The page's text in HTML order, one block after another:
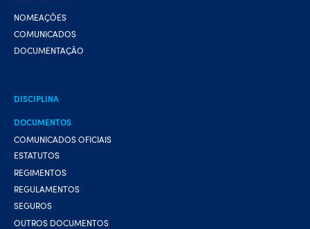
NOMEAÇÕES
COMUNICADOS
DOCUMENTAÇÃO
DISCIPLINA
DOCUMENTOS
COMUNICADOS OFICIAIS
ESTATUTOS
REGIMENTOS
REGULAMENTOS
SEGUROS
OUTROS DOCUMENTOS